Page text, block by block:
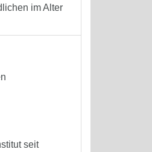
im Alter
seit